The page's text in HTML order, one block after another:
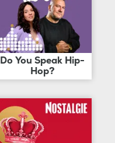
Do You Speak Hip-
Hop?